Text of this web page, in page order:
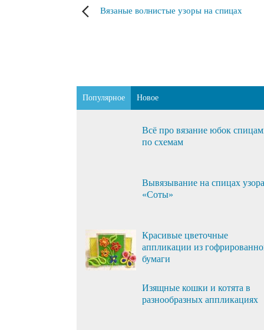
Вязаные волнистые узоры на спицах
Популярное Новое
Всё про вязание юбок
по схемам
Вывязывание на спицах узора
«Соты»
Красивые цветочные
аппликации из
бумаги
Изящные кошки и котята в
разнообразных аппликациях